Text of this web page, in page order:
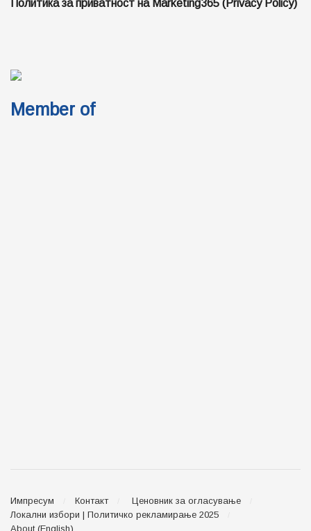
Политика за приватност на Marketing365 (Privacy Policy)
Member of
Импресум Контакт
Ценовник за огласување
Локални избори | Политичко рекламирање 2025
About (English)